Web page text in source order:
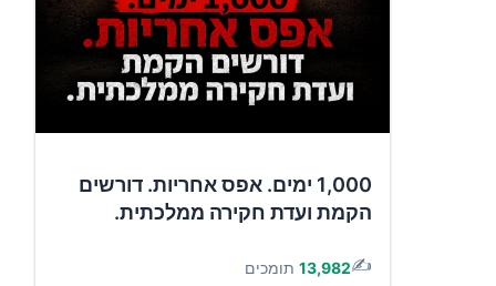
1,000 ימים. אפס אחריות. דורשים
הקמת ועדת חקירה ממלכתית.
✍️
13,982 תומכים